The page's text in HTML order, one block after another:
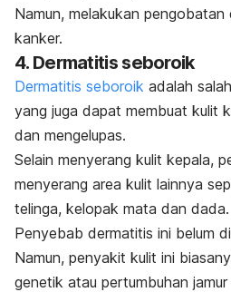
Namun, melakukan
kanker.
4. Dermatitis seboroik
Dermatitis seboroik adalah
yang juga dapat membuat kulit
dan mengelupas.
Selain menyerang kulit kepala,
menyerang area kulit lainnya
telinga, kelopak mata dan dada.
Penyebab dermatitis ini belum
Namun, penyakit kulit ini
genetik atau pertumbuhan jamur